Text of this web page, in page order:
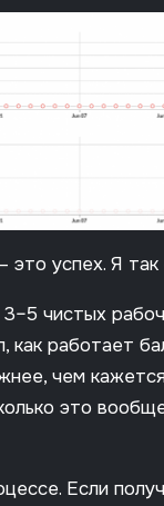
это успех. Я так
чистых
как работает
чем
это
Если